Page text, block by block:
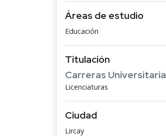
Áreas de estudio
Educación
Titulación
Carreras
Licenciaturas
Ciudad
Lircay